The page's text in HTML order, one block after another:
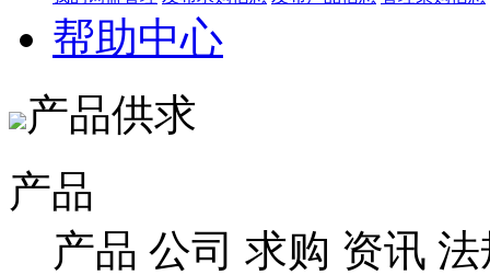
帮助中心
产品供求
产品
产品 公司 求购 资讯 法